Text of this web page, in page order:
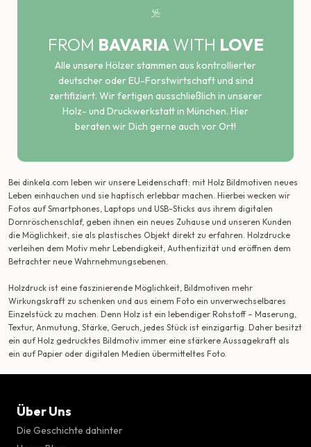
FROM BAVARIAWITH LOVE
Alle unsere Hölzer stammen aus kontrollierter
deutscher oder EU-Forstwirtschaft und sind
zertifiziert. Wir fertigen ausschließlich in unserer
Holz- und Druckwerkstatt in München. Hier
beraten wir Dich gerne auch vor Ort!
Bei dinkela.com leben wir unsere Leidenschaft: mit Holz Bildmotiven neues
Leben einhauchen und sie haptisch erlebbar machen. Hierbei wecken wir
Fotos auf Smartphones, Laptops und USB-Sticks aus ihrem digitalen
Dornröschenschlaf, geben ihnen ein neues Zuhause und unseren Kunden
die Möglichkeit, sie als plastisches Objekt direkt zu erfahren. Holzdrucke
verleihen dem Motiv mehr Lebendigkeit, Authentizität und eröffnen dem
Betrachter neue Wahrnehmungsebenen.
Holzdruck ist eine faszinierende Möglichkeit, Bildmotiven mehr
Wirkungskraft zu schenken und aus einem Foto ein unverwechselbares
Einzelstück zu machen. Denn Holz ist ein lebendiger Rohstoff – Maserung,
Textur, Anmutung, Stärke, Geruch, jedes Stück ist einzigartig. Daher besitzt
ein auf Holz gedrucktes Bildmotiv immer eine stärkere Aussagekraft als
ein auf Papier oder digitalen Medien übermitteltes Foto.
Über Uns
Die Geschichte dahinter